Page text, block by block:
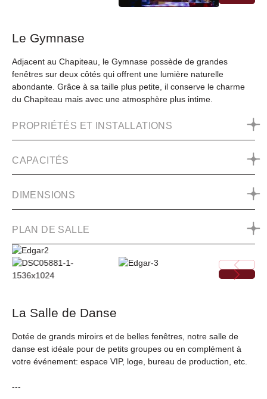
Le Gymnase
Adjacent au Chapiteau, le Gymnase possède de grandes
fenêtres sur deux côtés qui offrent une lumière naturelle
abondante. Grâce à sa taille plus petite, il conserve le charme
du Chapiteau mais avec une atmosphère plus intime.
PROPRIÉTÉS ET INSTALLATIONS
CAPACITÉS
DIMENSIONS
PLAN DE SALLE
La Salle de Danse
Dotée de grands miroirs et de belles fenêtres, notre salle de
danse est idéale pour de petits groupes ou en complément à
votre événement: espace VIP, loge, bureau de production, etc.
---